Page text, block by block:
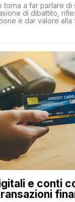
torna a far parlare di
di dibattito,
e dar valore alla
A lanciare un
e conti